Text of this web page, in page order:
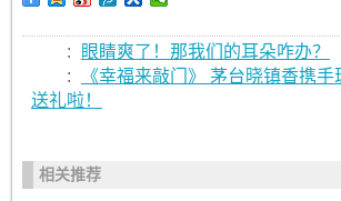
:
眼睛爽了！那我们的耳朵咋办？
:
《幸福来敲门》 茅台晓镇香携手
送礼啦！
相关推荐